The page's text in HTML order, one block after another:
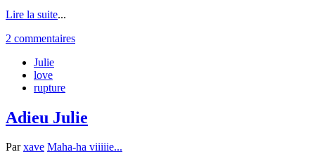
Lire la suite...
2 commentaires
Julie
love
rupture
Adieu Julie
Parxave Maha-ha viiiiie...